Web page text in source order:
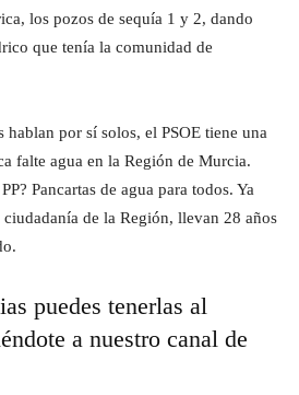
los pozos de sequía 1 y 2, dando
que tenía la comunidad de
hablan por sí solos, el PSOE tiene una
falte agua en la Región de Murcia.
Pancartas de agua para todos. Ya
ciudadanía de la Región, llevan 28 años
puedes tenerlas al
a nuestro canal de